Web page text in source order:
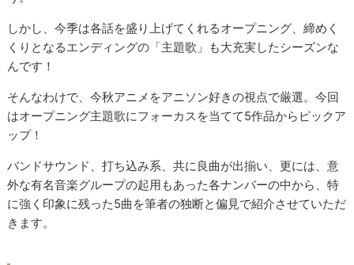
しかし、今季は各話を盛り上げてくれるオープニング、締めく
くりとなるエンディングの「主題歌」も大充実したシーズンな
んです！
そんなわけで、今秋アニメをアニソン好きの視点で厳選。今回
はオープニング主題歌にフォーカスを当てて5作品からピックア
ップ！
バンドサウンド、打ち込み系、共に良曲が出揃い、更には、意
外な有名音楽グループの起用もあった各ナンバーの中から、特
に強く印象に残った5曲を筆者の独断と偏見で紹介させていただ
きます。